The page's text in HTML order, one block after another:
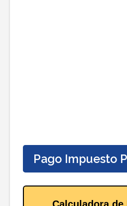
Pago Impuesto